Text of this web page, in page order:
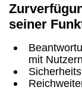
seiner
mit